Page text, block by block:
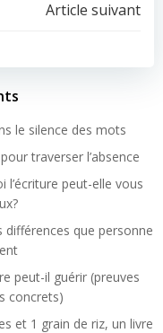
Article suivant
le silence des mots
traverser l’absence
l’écriture peut-elle vous
différences que personne
peut-il guérir (preuves
concrets)
et 1 grain de riz, un livre